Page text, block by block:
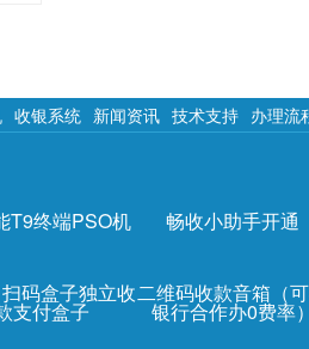
收银系统 新闻资讯 技术支持 办理流
T9终端PSO机 畅收小助手开通
码盒子独立收
支付盒子
二维码收款音箱（
银行合作办0费率）